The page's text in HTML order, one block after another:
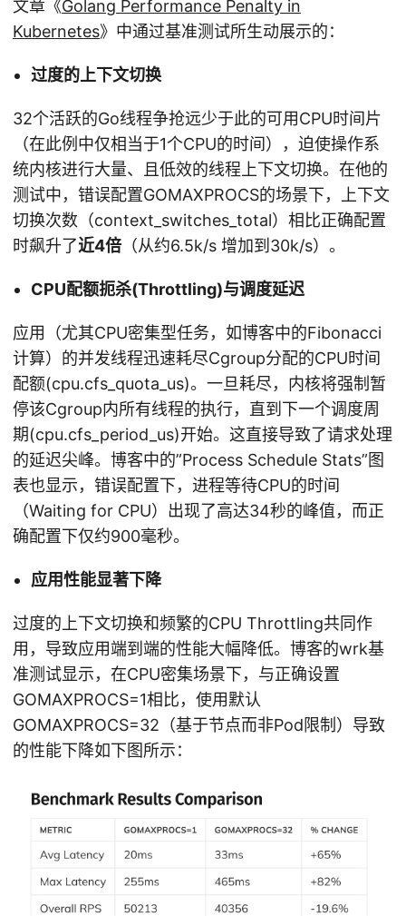
文章《Golang Performance Penalty in
Kubernetes》中通过基准测试所生动展示的：
过度的上下文切换
32个活跃的Go线程争抢远少于此的可用CPU时间片
（在此例中仅相当于1个CPU的时间），迫使操作系
统内核进行大量、且低效的线程上下文切换。在他的
测试中，错误配置GOMAXPROCS的场景下，上下文
切换次数（context_switches_total）相比正确配置
时飙升了近4倍 （从约6.5k/s 增加到30k/s）。
CPU配额扼杀(Throttling)与调度延迟
应用（尤其CPU密集型任务，如博客中的Fibonacci
计算）的并发线程迅速耗尽Cgroup分配的CPU时间
配额(cpu.cfs_quota_us)。一旦耗尽，内核将强制暂
停该Cgroup内所有线程的执行，直到下一个调度周
期(cpu.cfs_period_us)开始。这直接导致了请求处理
的延迟尖峰。博客中的”Process Schedule Stats”图
表也显示，错误配置下，进程等待CPU的时间
（Waiting for CPU）出现了高达34秒的峰值，而正
确配置下仅约900毫秒。
应用性能显著下降
过度的上下文切换和频繁的CPU Throttling共同作
用，导致应用端到端的性能大幅降低。博客的wrk基
准测试显示，在CPU密集场景下，与正确设置
GOMAXPROCS=1相比，使用默认
GOMAXPROCS=32（基于节点而非Pod限制）导致
的性能下降如下图所示：